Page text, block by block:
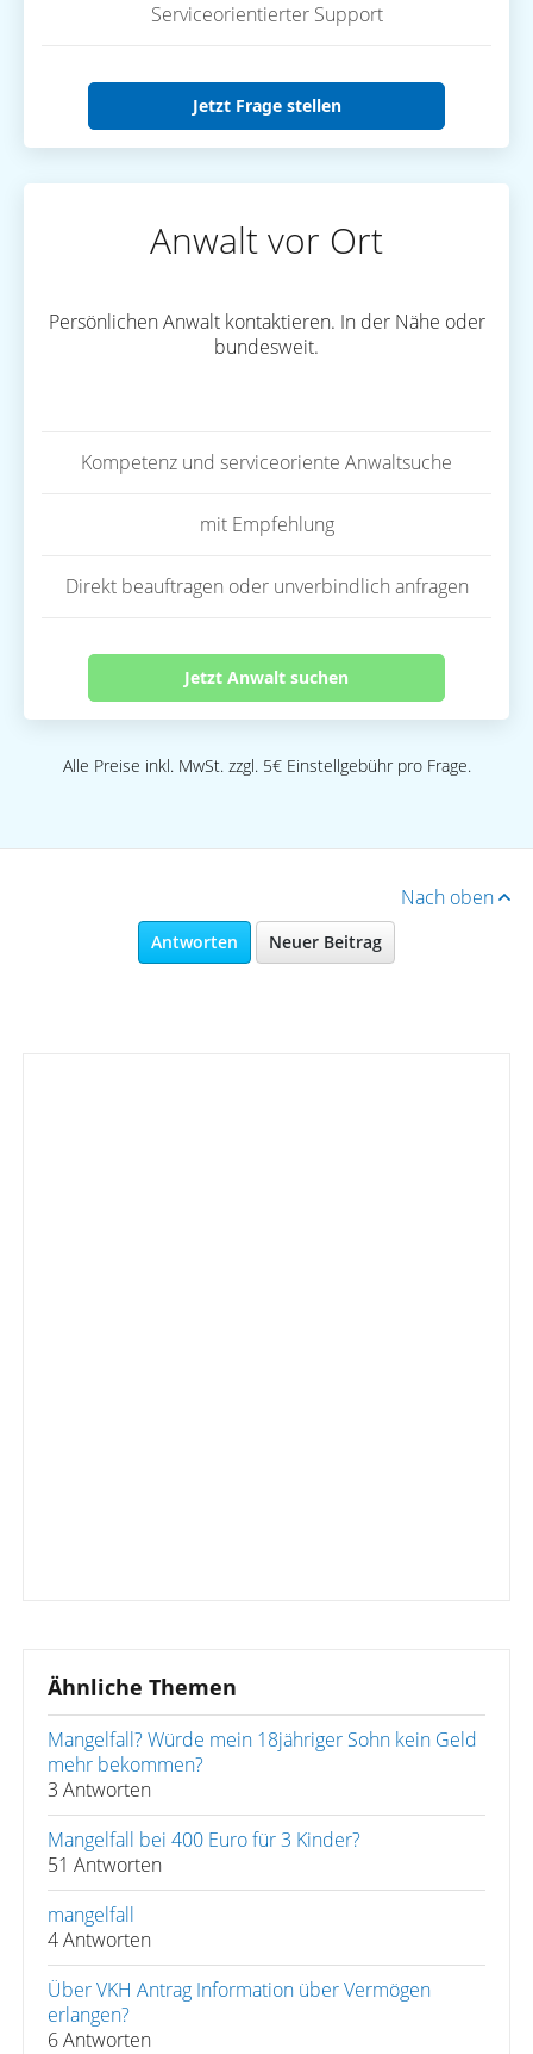
Serviceorientierter Support
Jetzt Frage stellen
Anwalt vor Ort
Persönlichen Anwalt kontaktieren. In der Nähe oder
bundesweit.
Kompetenz und serviceoriente Anwaltsuche
mit Empfehlung
Direkt beauftragen oder unverbindlich anfragen
Jetzt Anwalt suchen
Alle Preise inkl. MwSt. zzgl. 5€ Einstellgebühr pro Frage.
Nach oben
Antworten Neuer Beitrag
Ähnliche Themen
Mangelfall? Würde mein 18jähriger Sohn kein Geld
mehr bekommen?
3 Antworten
Mangelfall bei 400 Euro für 3 Kinder?
51 Antworten
mangelfall
4 Antworten
Über VKH Antrag Information über Vermögen
erlangen?
6 Antworten